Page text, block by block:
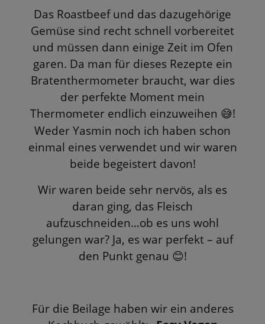
Das Roastbeef und das dazugehörige
Gemüse sind recht schnell vorbereitet
und müssen dann einige Zeit im Ofen
garen. Da man für dieses Rezepte ein
Bratenthermometer braucht, war dies
der perfekte Moment mein
Thermometer endlich einzuweihen 😅!
Weder Yasmin noch ich haben schon
einmal eines verwendet und wir waren
beide begeistert davon!
Wir waren beide sehr nervös, als es
daran ging, das Fleisch
aufzuschneiden…ob es uns wohl
gelungen war? Ja, es war perfekt – auf
den Punkt genau 😊!
Für die Beilage haben wir ein anderes